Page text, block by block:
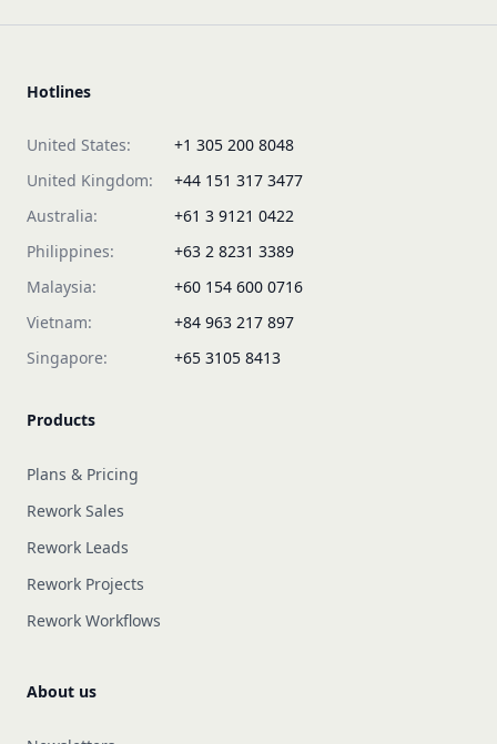
Hotlines
United States:
+1 305 200 8048
United Kingdom:
+44 151 317 3477
Australia:
+61 3 9121 0422
Philippines:
+63 2 8231 3389
Malaysia:
+60 154 600 0716
Vietnam:
+84 963 217 897
Singapore:
+65 3105 8413
Products
Plans & Pricing
Rework Sales
Rework Leads
Rework Projects
Rework Workflows
About us